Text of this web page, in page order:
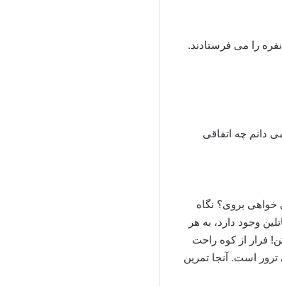
آن روز در روستای بعدی گروه دومی بودند که ۷ نفر از آنها مرده بودند. آن موقع گروه های ۷-۱۰ نفره را می فرستادند.
دانم چه اتفاقی
خواهی بروی؟ نگاه
وجود دارد، به هر
فرار از کوه راحت
است. آنجا تمرین